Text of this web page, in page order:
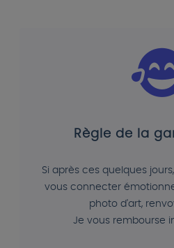
Règle de la
Si après ces quelques
vous connecter
photo d'art,
Je vous rembourse